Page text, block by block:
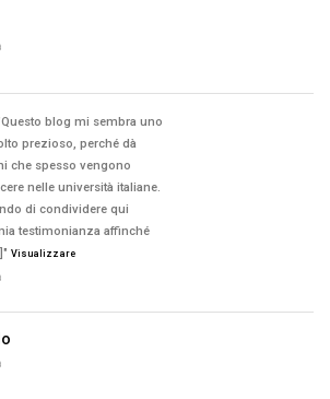
blog mi sembra uno
prezioso, perché dà
che spesso vengono
nelle università italiane.
di condividere qui
testimonianza affinché
Visualizzare